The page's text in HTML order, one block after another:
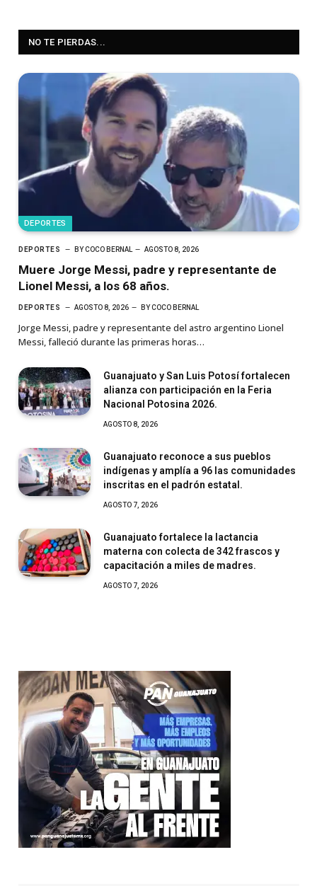
NO TE PIERDAS...
DEPORTES
DEPORTES BYCOCO BERNAL AGOSTO 8, 2026
Muere Jorge Messi, padre y representante de
Lionel Messi, a los 68 años.
DEPORTES AGOSTO 8, 2026 BYCOCO BERNAL
Jorge Messi, padre y representante del astro argentino Lionel
Messi, falleció durante las primeras horas…
Guanajuato y San Luis Potosí fortalecen
alianza con participación en la Feria
Nacional Potosina 2026.
AGOSTO 8, 2026
Guanajuato reconoce a sus pueblos
indígenas y amplía a 96 las comunidades
inscritas en el padrón estatal.
AGOSTO 7, 2026
Guanajuato fortalece la lactancia
materna con colecta de 342 frascos y
capacitación a miles de madres.
AGOSTO 7, 2026